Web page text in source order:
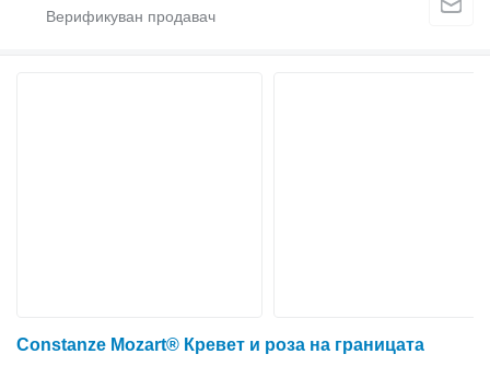
Constanze Mozart® Кревет и роза на границата